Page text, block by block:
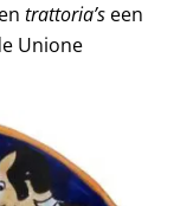
trattoria’s een
Unione